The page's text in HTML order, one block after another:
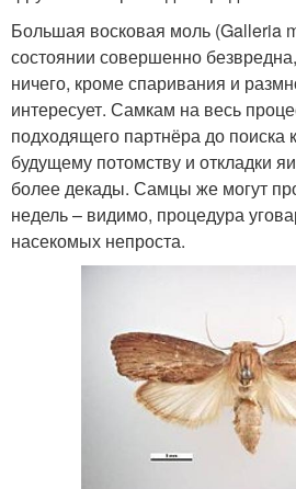
Большая восковая моль (Galleria
состоянии совершенно
ничего, кроме спаривания и
интересует. Самкам на весь
подходящего партнёра до
будущему потомству и откладки
более декады. Самцы же могут
недель – видимо, процедура
насекомых непроста.